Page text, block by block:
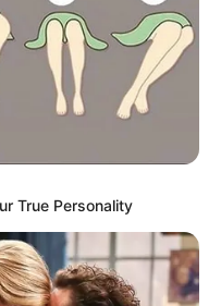
True Personality